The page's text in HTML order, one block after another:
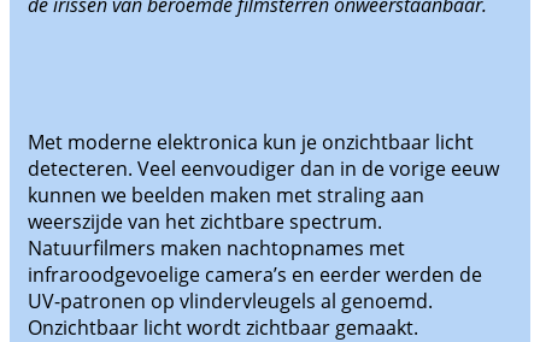
Met moderne elektronica kun je onzichtbaar licht
detecteren. Veel eenvoudiger dan in de vorige eeuw
kunnen we beelden maken met straling aan
weerszijde van het zichtbare spectrum.
Natuurfilmers maken nachtopnames met
infraroodgevoelige camera’s en eerder werden de
UV-patronen op vlindervleugels al genoemd.
Onzichtbaar licht wordt zichtbaar gemaakt.